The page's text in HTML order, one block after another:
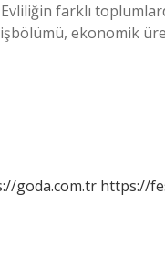
Evliliğin farklı
ekonomik
goda.com.tr https://